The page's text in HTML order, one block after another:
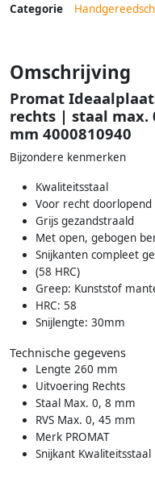
Categorie
Omschrijving
Promat
rechts | staal max.
mm 4000810940
Bijzondere kenmerken
Kwaliteitsstaal
Voor recht
Grijs gezandstraald
Met open, gebogen
Snijkanten compleet
(58 HRC)
Greep: Kunststof
HRC: 58
Snijlengte: 30mm
Technische gegevens
Lengte 260 mm
Uitvoering Rechts
Staal Max. 0, 8 mm
RVS Max. 0, 45 mm
Merk PROMAT
Snijkant Kwaliteitsstaal